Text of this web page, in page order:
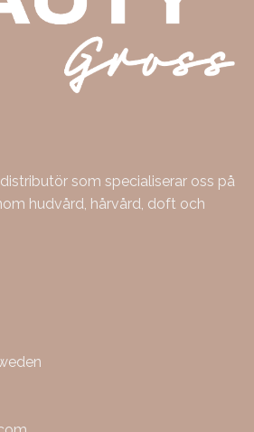
som specialiserar oss på
hudvård, hårvård, doft och